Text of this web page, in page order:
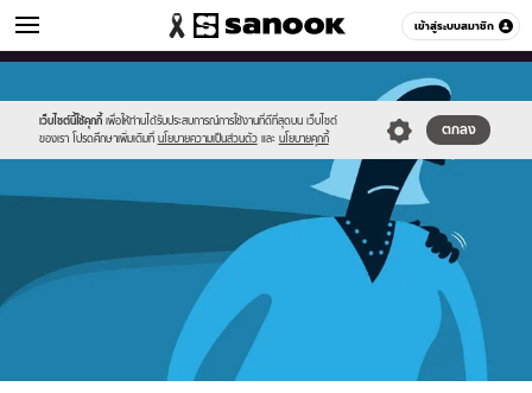
เข้าสู่ระบบสมาชิก
ดูดวง หมวดอื่นๆ
เว็บไซต์นี้ใช้คุกกี้ เพื่อให้ท่านได้รับประสบการณ์การใช้งานที่ดีที่สุดบน เว็บไซต์
ของเรา โปรดศึกษาเพิ่มเติมที่ นโยบายความเป็นส่วนตัว และ นโยบายคุกกี้
ตกลง
new-
sanook.png